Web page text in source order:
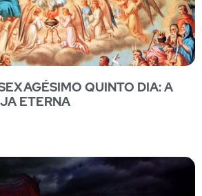
QUINTO DIA: A
ETERNA